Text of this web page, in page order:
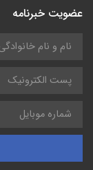
عضویت خبرنامه